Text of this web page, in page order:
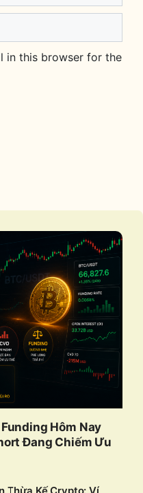
in this browser for the
Hôm Nay
Đang Chiếm Ưu